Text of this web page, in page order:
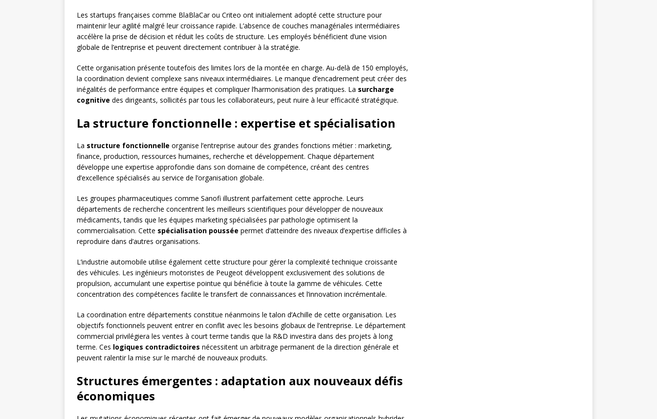
Les startups françaises comme BlaBlaCar ou Criteo ont initialement adopté cette structure pour
maintenir leur agilité malgré leur croissance rapide. L’absence de couches managériales intermédiaires
accélère la prise de décision et réduit les coûts de structure. Les employés bénéficient d’une vision
globale de l’entreprise et peuvent directement contribuer à la stratégie.
Cette organisation présente toutefois des limites lors de la montée en charge. Au-delà de 150 employés,
la coordination devient complexe sans niveaux intermédiaires. Le manque d’encadrement peut créer des
inégalités de performance entre équipes et compliquer l’harmonisation des pratiques. La surcharge
cognitive des dirigeants, sollicités par tous les collaborateurs, peut nuire à leur efficacité stratégique.
La structure fonctionnelle : expertise et spécialisation
La structure fonctionnelle organise l’entreprise autour des grandes fonctions métier : marketing,
finance, production, ressources humaines, recherche et développement. Chaque département
développe une expertise approfondie dans son domaine de compétence, créant des centres
d’excellence spécialisés au service de l’organisation globale.
Les groupes pharmaceutiques comme Sanofi illustrent parfaitement cette approche. Leurs
départements de recherche concentrent les meilleurs scientifiques pour développer de nouveaux
médicaments, tandis que les équipes marketing spécialisées par pathologie optimisent la
commercialisation. Cette spécialisation poussée permet d’atteindre des niveaux d’expertise difficiles à
reproduire dans d’autres organisations.
L’industrie automobile utilise également cette structure pour gérer la complexité technique croissante
des véhicules. Les ingénieurs motoristes de Peugeot développent exclusivement des solutions de
propulsion, accumulant une expertise pointue qui bénéficie à toute la gamme de véhicules. Cette
concentration des compétences facilite le transfert de connaissances et l’innovation incrémentale.
La coordination entre départements constitue néanmoins le talon d’Achille de cette organisation. Les
objectifs fonctionnels peuvent entrer en conflit avec les besoins globaux de l’entreprise. Le département
commercial privilégiera les ventes à court terme tandis que la R&D investira dans des projets à long
terme. Ces logiques contradictoires nécessitent un arbitrage permanent de la direction générale et
peuvent ralentir la mise sur le marché de nouveaux produits.
Structures émergentes : adaptation aux nouveaux défis
économiques